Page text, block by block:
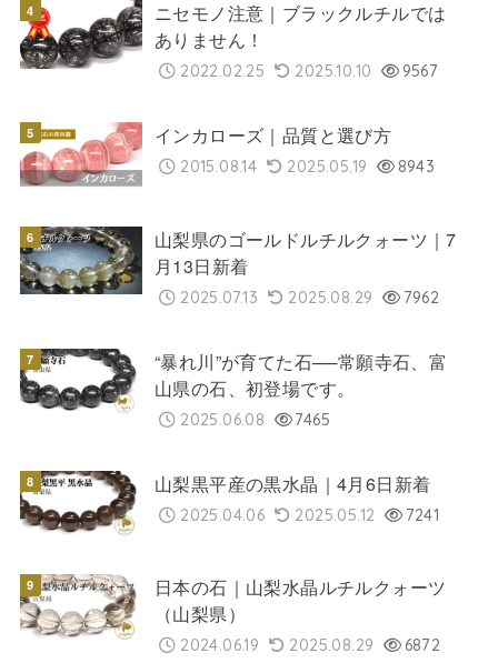
ニセモノ注意｜ブラックルチルでは
ありません！
2022.02.25 2025.10.10 9567
インカローズ｜品質と選び方
2015.08.14 2025.05.19 8943
山梨県のゴールドルチルクォーツ｜7
月13日新着
2025.07.13 2025.08.29 7962
“暴れ川”が育てた石──常願寺石、富
山県の石、初登場です。
2025.06.08 7465
山梨黒平産の黒水晶｜4月6日新着
2025.04.06 2025.05.12 7241
日本の石｜山梨水晶ルチルクォーツ
（山梨県）
2024.06.19 2025.08.29 6872